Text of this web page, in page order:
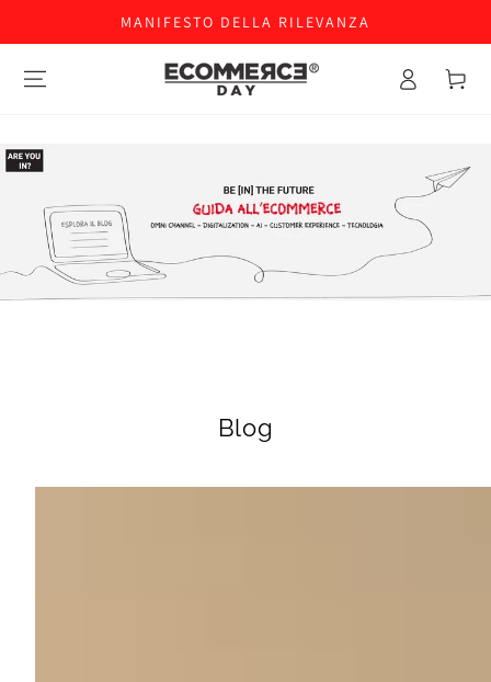
MANIFESTO DELLA RILEVANZA
Accesso Carello
Blog